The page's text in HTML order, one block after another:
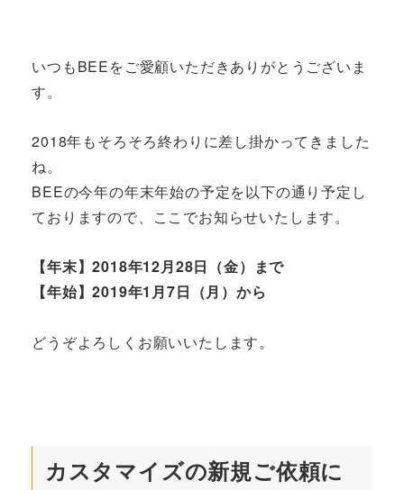
いつもBEEをご愛顧いただきありがとうございま
す。
2018年もそろそろ終わりに差し掛かってきました
ね。
BEEの今年の年末年始の予定を以下の通り予定し
ておりますので、ここでお知らせいたします。
【年末】2018年12月28日（金）まで
【年始】2019年1月7日（月）から
どうぞよろしくお願いいたします。
カスタマイズの新規ご依頼に